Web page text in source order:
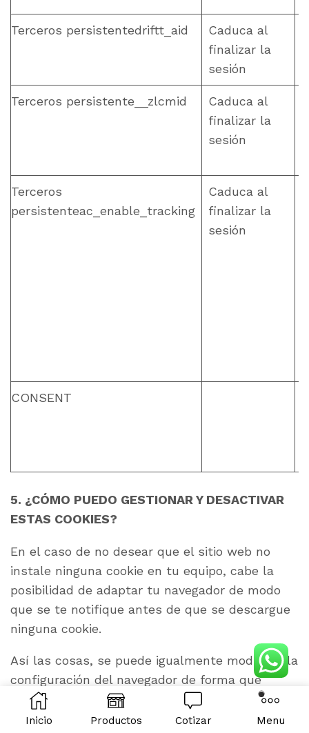
Terceros persistentedriftt_aid
Caduca al
finalizar la
sesión
Terceros persistente__zlcmid
Caduca al
finalizar la
sesión
Terceros
persistenteac_enable_tracking
Caduca al
finalizar la
sesión
CONSENT
5. ¿CÓMO PUEDO GESTIONAR Y DESACTIVAR
ESTAS COOKIES?
En el caso de no desear que el sitio web no
instale ninguna cookie en tu equipo, cabe la
posibilidad de adaptar tu navegador de modo
que se te notifique antes de que se descargue
ninguna cookie.
Así las cosas, se puede igualmente modificar la
configuración del navegador de forma que
rechace todas las cookies o únicamente las
cookies de terceros. También puedes eliminar
Inicio Productos Cotizar Menu